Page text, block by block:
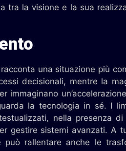
tra la visione e la sua
una situazione più
decisionali, mentre la
la tecnologia in sé. I
nella presenza di
gestire sistemi avanzati. A
rallentare anche le